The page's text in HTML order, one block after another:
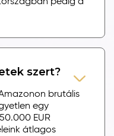
szert?
brutális
egy
EUR
átlagos